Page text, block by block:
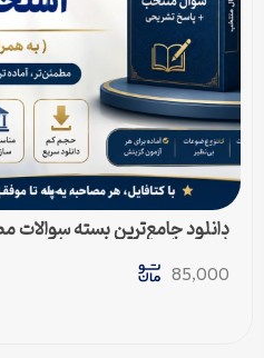
دانلود جامع‌ترین بسته
85,000